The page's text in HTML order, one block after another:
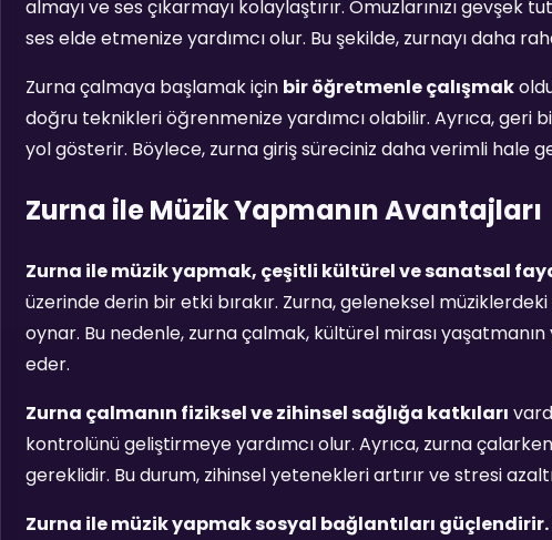
almayı ve ses çıkarmayı kolaylaştırır. Omuzlarınızı gevşek
ses elde etmenize yardımcı olur. Bu şekilde, zurnayı daha
Zurna çalmaya başlamak için bir öğretmenle çalışmak
doğru teknikleri öğrenmenize yardımcı olabilir. Ayrıca, geri
yol gösterir. Böylece, zurna giriş süreciniz daha verimli hale
Zurna ile Müzik Yapmanın Avantajları
Zurna ile müzik yapmak, çeşitli kültürel ve sanatsal
üzerinde derin bir etki bırakır. Zurna, geleneksel
oynar. Bu nedenle, zurna çalmak, kültürel mirası yaşatmanın
eder.
Zurna çalmanın fiziksel ve zihinsel sağlığa katkıları
kontrolünü geliştirmeye yardımcı olur. Ayrıca, zurna
gereklidir. Bu durum, zihinsel yetenekleri artırır ve stresi
Zurna ile müzik yapmak sosyal bağlantıları güçlendirir.